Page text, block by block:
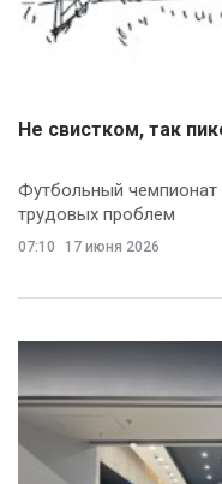
Не свистком, так
Футбольный чемпионат
трудовых проблем
07:10 17 июня 2026